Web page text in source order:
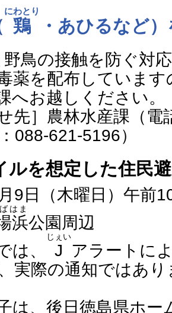
鶏
にわとり
・あひるなど
野鳥の接触を防ぐ対
薬を配布しています
へお越しください。
先］農林水産課（
621-5196）
ルを想定した住民
9日（木曜日）午前
浜
はま
公園周辺
は、
J
じぇい
アラートに
実際の通知ではあ
は、後日徳島県ホー